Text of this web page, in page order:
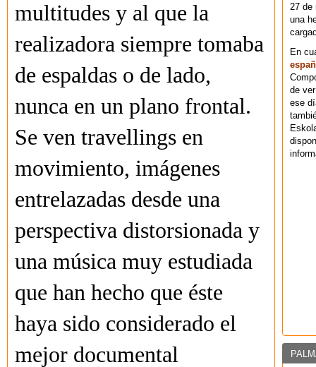
multitudes y al que la
realizadora siempre tomaba
de espaldas o de lado,
nunca en un plano frontal.
Se ven travellings en
movimiento, imágenes
entrelazadas desde una
perspectiva distorsionada y
una música muy estudiada
que han hecho que éste
haya sido considerado el
mejor documental
27 de
una
En
de
ese